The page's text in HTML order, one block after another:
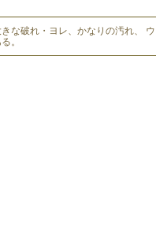
な破れ・ヨレ、かなりの汚れ、 ウ
。